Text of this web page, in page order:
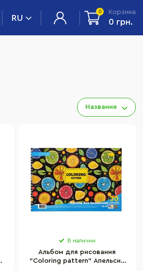
RU
0 Корзина
0 грн.
Название
В наличии
Альбом для рисования
"Coloring pattern" Апельсин